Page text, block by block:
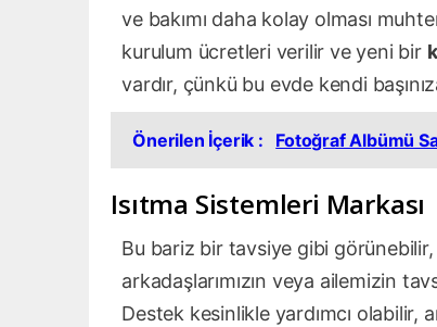
ve bakımı daha kolay olması
kurulum ücretleri verilir ve yeni bir
vardır, çünkü bu evde kendi
Önerilen İçerik : Fotoğraf Albümü
Isıtma Sistemleri Markası
Bu bariz bir tavsiye gibi görünebilir,
arkadaşlarımızın veya ailemizin
Destek kesinlikle yardımcı olabilir,